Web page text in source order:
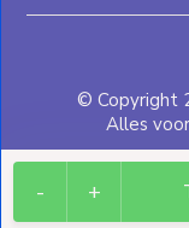
+
-
© Copyright
Alles